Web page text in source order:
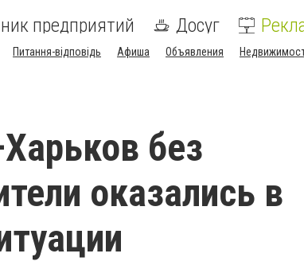
предприятий Досуг
Питання-відповідь Афиша Объявления
без
оказались в